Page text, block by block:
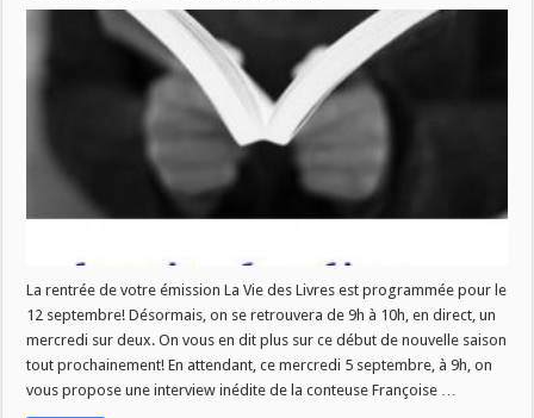
des
Livres
sa
pré-
La rentrée de votre émission La Vie des Livres est programmée pour le
12 septembre! Désormais, on se retrouvera de 9h à 10h, en direct, un
mercredi sur deux. On vous en dit plus sur ce début de nouvelle saison
tout prochainement! En attendant, ce mercredi 5 septembre, à 9h, on
vous propose une interview inédite de la conteuse Françoise …